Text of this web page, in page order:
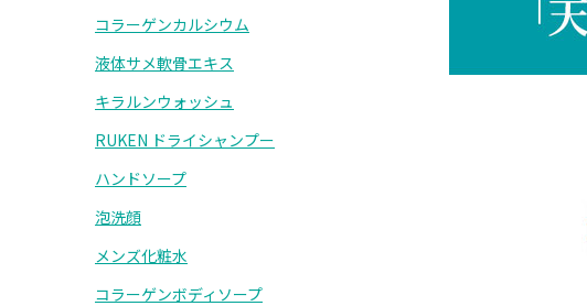
コラーゲンカルシウム
液体サメ軟骨エキス
キラルンウォッシュ
RUKEN ドライシャンプー
ハンドソープ
泡洗顔
メンズ化粧水
コラーゲンボディソープ